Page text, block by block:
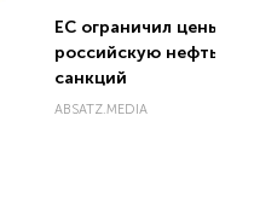
ЕС ограничил цены на
российскую нефть в
санкций
ABSATZ.MEDIA